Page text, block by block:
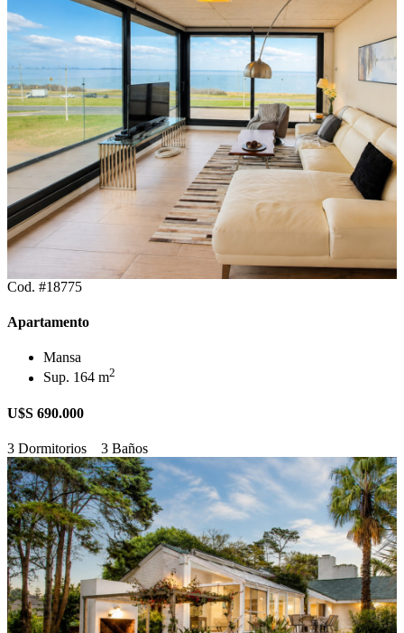
Cod. #18775
Apartamento
Mansa
Sup. 164 m2
U$S 690.000
3 Dormitorios 3 Baños